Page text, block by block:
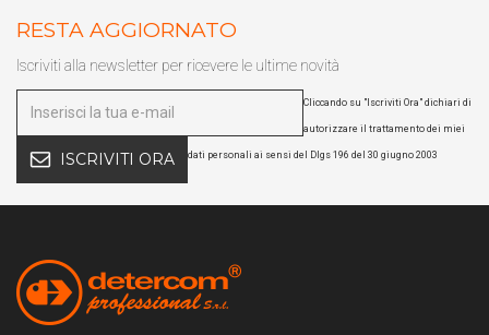
RESTA AGGIORNATO
Iscriviti alla newsletter per ricevere le ultime novità
ISCRIVITI ORA
Cliccando su "Iscriviti Ora" dichiari di
autorizzare il trattamento dei miei
dati personali ai sensi del Dlgs 196 del 30 giugno 2003